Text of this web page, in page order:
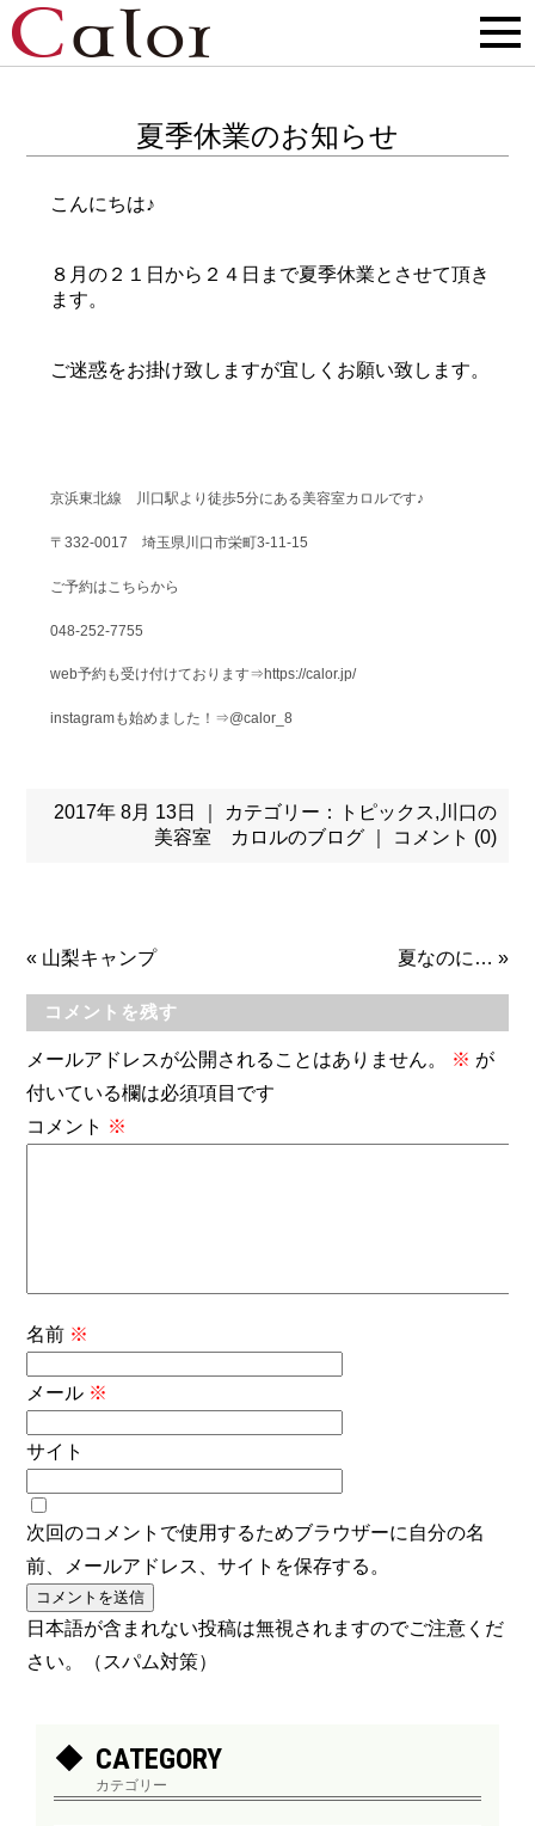
夏季休業のお知らせ
こんにちは♪
８月の２１日から２４日まで夏季休業とさせて頂き
ます。
ご迷惑をお掛け致しますが宜しくお願い致します。
京浜東北線 川口駅より徒歩5分にある美容室カロルです♪
〒332-0017 埼玉県川口市栄町3-11-15
ご予約はこちらから
048-252-7755
web予約も受け付けております⇒https://calor.jp/
instagramも始めました！⇒@calor_8
2017年 8月 13日 ｜ カテゴリー： トピックス, 川口の
美容室 カロルのブログ｜ コメント (0)
« 山梨キャンプ 夏なのに… »
コメントを残す
メールアドレスが公開されることはありません。 ※ が
付いている欄は必須項目です
コメント ※
名前 ※
メール ※
サイト
次回のコメントで使用するためブラウザーに自分の名
前、メールアドレス、サイトを保存する。
日本語が含まれない投稿は無視されますのでご注意くだ
さい。（スパム対策）
CATEGORY
カテゴリー